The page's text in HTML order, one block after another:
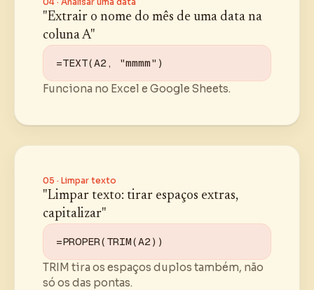
"Extrair o nome do mês de uma data na
coluna A"
=TEXT(A2, "mmmm")
Funciona no Excel e Google Sheets.
05 · Limpar texto
"Limpar texto: tirar espaços extras,
capitalizar"
=PROPER(TRIM(A2))
TRIM tira os espaços duplos também, não
só os das pontas.